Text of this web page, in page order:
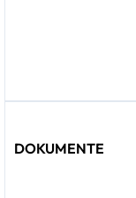
DOKUMENTE